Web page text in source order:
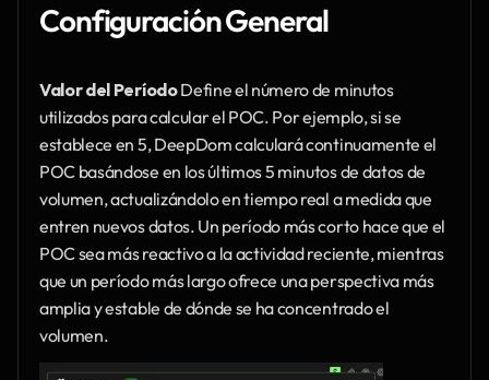
Configuración General
Valor del Período Define el número de minutos
utilizados para calcular el POC. Por ejemplo, si se
establece en 5, DeepDom calculará continuamente el
POC basándose en los últimos 5 minutos de datos de
volumen, actualizándolo en tiempo real a medida que
entren nuevos datos. Un período más corto hace que el
POC sea más reactivo a la actividad reciente, mientras
que un período más largo ofrece una perspectiva más
amplia y estable de dónde se ha concentrado el
volumen.